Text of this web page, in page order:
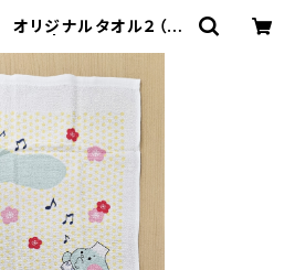
リジナルタオル２（江